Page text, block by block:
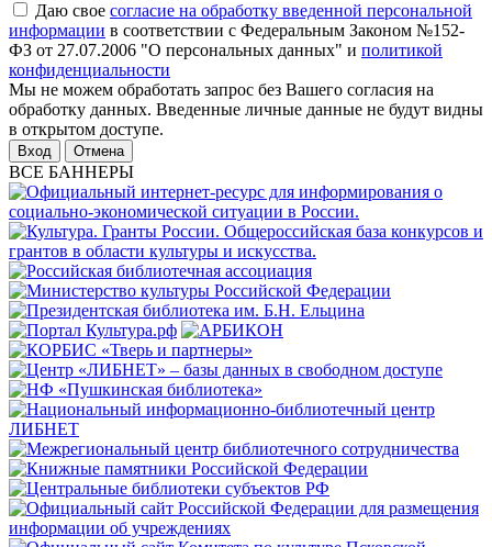
Даю свое согласие на обработку введенной персональной
информации в соответствии с Федеральным Законом №152-
ФЗ от 27.07.2006 "О персональных данных" и политикой
конфиденциальности
Мы не можем обработать запрос без Вашего согласия на
обработку данных. Введенные личные данные не будут видны
в открытом доступе.
Отмена
ВСЕ БАННЕРЫ